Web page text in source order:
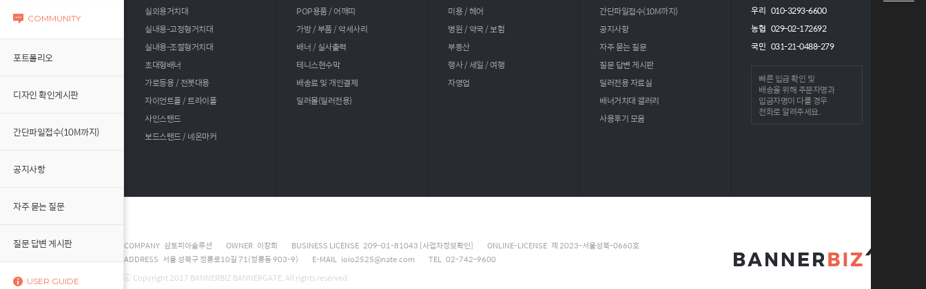
COMMUNITY
포트폴리오
디자인 확인게시판
간단파일접수(10M까지)
공지사항
자주 묻는 질문
질문 답변 게시판
USER GUIDE
실외용거치대
실내용-고정형거치대
실내용-조절형거치대
초대형배너
가로등용 / 전봇대용
자이언트폴 / 트라이폴
사인스탠드
보드스탠드 / 네온마커
POP용품 / 어깨띠
가방 / 부품 / 악세사리
배너 / 실사출력
테니스현수막
배송료 및 개인결제
딜러몰(딜러전용)
미용 / 헤어
병원 / 약국 / 보험
부동산
행사 / 세일 / 여행
자영업
간단파일접수(10M까지)
공지사항
자주 묻는 질문
질문 답변 게시판
딜러전용 자료실
배너거치대 갤러리
사용후기 모음
우리 010-3293-6600
농협 029-02-172692
국민 031-21-0488-279
빠른 입금 확인 및
배송을 위해주문자명과
입금자명이 다를 경우
전화로 알려주세요.
COMPANY 삼토피아솔루션 OWNER 이창희 BUSINESS LICENSE 209-01-81043 [사업자정보확인]
ONLINE-LICENSE 제 2023-서울성북-0660호
ADDRESS 서울 성북구 정릉로10길 71(정릉동 903-9)
E-MAIL ioio2525@nate.com
TEL 02-742-9600
ⓒ Copyright 2017 BANNERBIZ BANNERGATE. All rights reserved.